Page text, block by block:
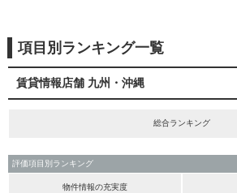
項目別ランキング一覧
賃貸情報店舗 九州・沖縄
総合ランキング
評価項目別ランキング
物件情報の充実度